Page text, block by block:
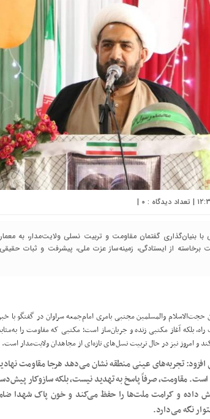
۰ |
بنیان‌گذاری گفتمان مقاومت و تربیت نسلی ولایت‌مدار، به
برخاسته از ایستادگی، زمینه‌ساز عزت ملی، پیشرفت و ثبات
والمسلمین مجتبی بامری امام‌جمعه سراوان در گفتگو با
بلکه آغاز مکتبی زنده و جریان‌ساز است؛ مکتبی که مقاومت را
و امروز نیز در حال تربیت نسل‌های تازه‌ای از مجاهدان ولایت‌مدار است.
تجربه‌های عینی منطقه نشان می‌دهد هرجا مقاومت
مقاومت، صرفاً پاسخ به تهدید نیست، بلکه سازوکار
داده و کرامت ملت‌ها را حفظ می‌کند و خون پاک شهدا
نگه می‌دارد.